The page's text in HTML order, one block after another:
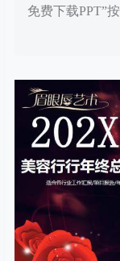
免费下载PPT”